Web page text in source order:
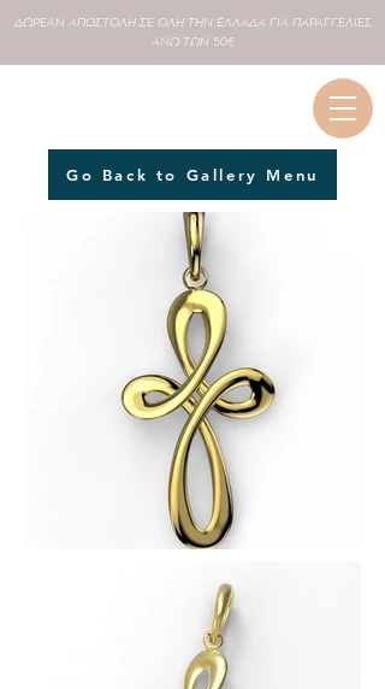
ΔΩΡΕΑΝ ΑΠΟΣΤΟΛΗ ΣΕ ΟΛΗΤΗΝ ΕΛΛΑΔΑ ΓΙΑ ΠΑΡΑΓΓΕΛΙΕΣ
ΑΝΩ ΤΩΝ 50€
Go Back to Gallery Menu